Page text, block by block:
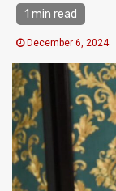
1 min read
December 6, 2024